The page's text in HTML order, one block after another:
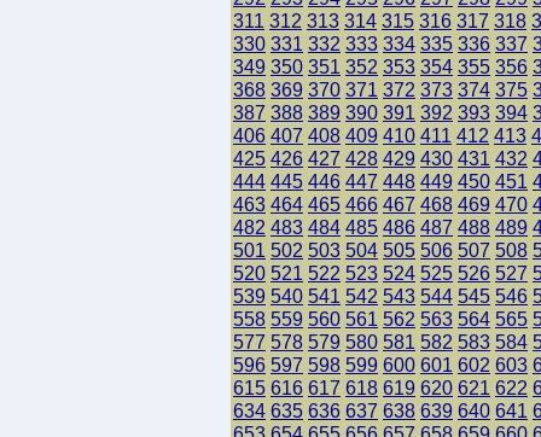
311 312 313 314 315 316 317 318
330 331 332 333 334 335 336 337
349 350 351 352 353 354 355 356
368 369 370 371 372 373 374 375
387 388 389 390 391 392 393 394
406 407 408 409 410 411 412 413
425 426 427 428 429 430 431 432
444 445 446 447 448 449 450 451
463 464 465 466 467 468 469 470
482 483 484 485 486 487 488 489
501 502 503 504 505 506 507 508
520 521 522 523 524 525 526 527
539 540 541 542 543 544 545 546
558 559 560 561 562 563 564 565
577 578 579 580 581 582 583 584
596 597 598 599 600 601 602 603
615 616 617 618 619 620 621 622
634 635 636 637 638 639 640 641